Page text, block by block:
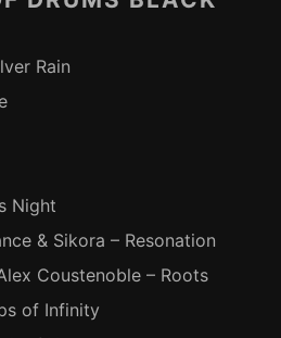
Rain
Night
& Sikora – Resonation
Coustenoble – Roots
of Infinity